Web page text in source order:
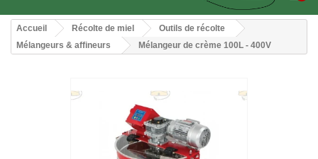
Accueil Récolte de miel
Outils de récolte
Mélangeurs & affineurs
Mélangeur de crème 100L - 400V